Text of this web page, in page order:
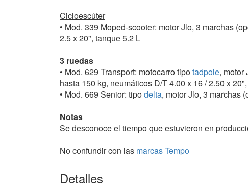
Cicloescúter
• Mod. 339 Moped-scooter: motor Jlo, 3 marchas
2.5 x 20", tanque 5.2 L
3 ruedas
• Mod. 629 Transport: motocarro tipotadpole, motor
hasta 150 kg, neumáticos D/T 4.00 x 16 / 2.50 x
• Mod. 669 Senior: tipodelta, motor Jlo, 3 marchas
Notas
Se desconoce el tiempo que estuvieron en
No confundir con las marcas Tempo
Detalles